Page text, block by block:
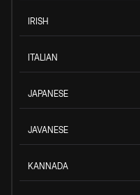
IRISH
ITALIAN
JAPANESE
JAVANESE
KANNADA